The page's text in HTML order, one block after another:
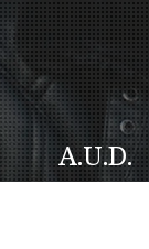
A.U.D.